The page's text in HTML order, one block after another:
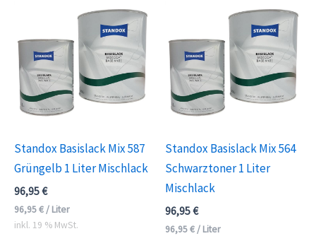
Standox Basislack Mix 587
Grüngelb 1 Liter Mischlack
96,95€
96,95€ / Liter
inkl. 19 % MwSt.
Standox Basislack Mix 564
Schwarztoner 1 Liter
Mischlack
96,95€
96,95€ / Liter